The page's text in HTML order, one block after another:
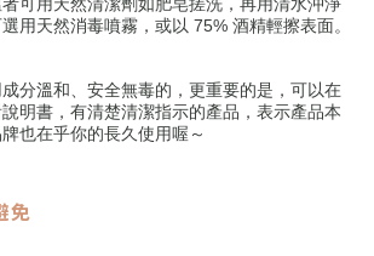
用天然消毒噴霧，或以 75% 酒精輕擦表面。
分溫和、安全無毒的，更重要的是，可以在
明書，有清楚清潔指示的產品，表示產品本
也在乎你的長久使用喔～
免